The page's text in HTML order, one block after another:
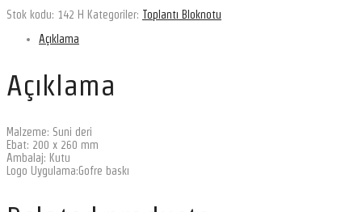
Stok kodu: 142 H Kategoriler: Toplantı Bloknotu
Açıklama
Açıklama
Malzeme: Suni deri
Ebat: 200 x 260 mm
Ambalaj: Kutu
Logo Uygulama:Gofre baskı